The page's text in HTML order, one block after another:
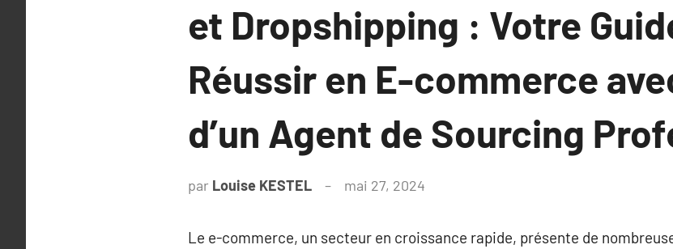
et Dropshipping : Votre
Réussir en E-commerce
d’un Agent de Sourcing
par Louise KESTEL mai 27, 2024
Le e-commerce, un secteur en croissance rapide, présente de